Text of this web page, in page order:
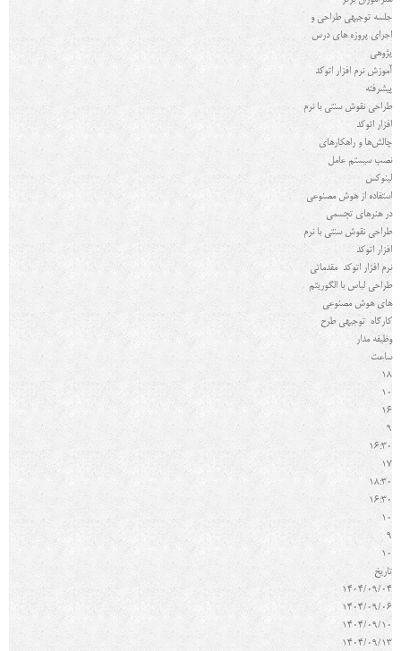
جلسه توجیهی طراحی و
اجرای پروزه های درس
پژوهی
آموزش نرم افزار اتوکد
پیشرفته
طراحی نقوش سنتی با نرم
افزار اتوکد
چالش‌ها و راهکارهای
نصب سیستم عامل
لینوکس
استفاده از هوش مصنوعی
در هنرهای تجسمی
طراحی نقوش سنتی با نرم
افزار اتوکد
نرم افزار اتوکد مقدماتی
طراحی لباس با الگوریتم
های هوش مصنوعی
کارگاه توجیهی طرح
وظیفه مدار
ساعت
18
10
16
9
16:30
17
18:30
16:30
10
9
10
تاريخ
1404/09/04
1404/09/06
1404/09/10
1404/09/13